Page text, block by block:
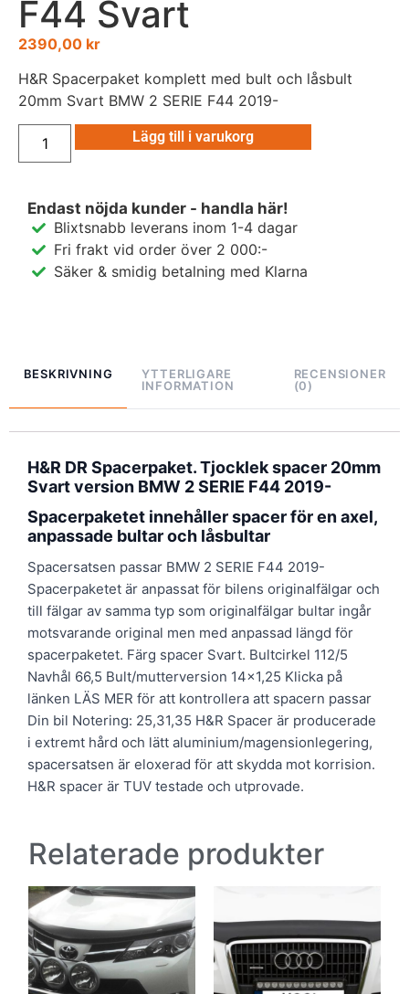
F44 Svart
2390,00 kr
H&R Spacerpaket komplett med bult och låsbult
20mm Svart BMW 2 SERIE F44 2019-
Lägg till i varukorg
Endast nöjda kunder - handla här!
Blixtsnabb leverans inom 1-4 dagar
Fri frakt vid order över 2 000:-
Säker & smidig betalning med Klarna
BESKRIVNING
YTTERLIGARE
INFORMATION
RECENSIONER
(0)
H&R DR Spacerpaket. Tjocklek spacer 20mm
Svart version BMW 2 SERIE F44 2019-
Spacerpaketet innehåller spacer för en axel,
anpassade bultar och låsbultar
Spacersatsen passar BMW 2 SERIE F44 2019-
Spacerpaketet är anpassat för bilens originalfälgar och
till fälgar av samma typ som originalfälgar bultar ingår
motsvarande original men med anpassad längd för
spacerpaketet. Färg spacer Svart. Bultcirkel 112/5
Navhål 66,5 Bult/mutterversion 14×1,25 Klicka på
länken LÄS MER för att kontrollera att spacern passar
Din bil Notering: 25,31,35 H&R Spacer är producerade
i extremt hård och lätt aluminium/magensionlegering,
spacersatsen är eloxerad för att skydda mot korrision.
H&R spacer är TUV testade och utprovade.
Relaterade produkter